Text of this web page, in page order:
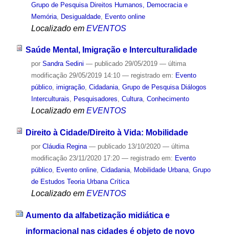
Grupo de Pesquisa Direitos Humanos, Democracia e
Memória, Desigualdade, Evento online
Localizado em EVENTOS
Saúde Mental, Imigração e Interculturalidade
por Sandra Sedini — publicado29/05/2019 — última
modificação29/05/2019 14:10 — registrado em: Evento
público, imigração, Cidadania, Grupo de Pesquisa Diálogos
Interculturais, Pesquisadores, Cultura, Conhecimento
Localizado em EVENTOS
Direito à Cidade/Direito à Vida: Mobilidade
por Cláudia Regina — publicado13/10/2020 — última
modificação23/11/2020 17:20 — registrado em: Evento
público, Evento online, Cidadania, Mobilidade Urbana, Grupo
de Estudos Teoria Urbana Crítica
Localizado em EVENTOS
Aumento da alfabetização midiática e
informacional nas cidades é objeto de novo